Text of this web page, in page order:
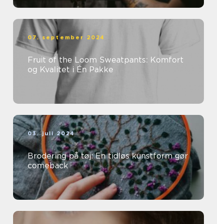
07. september 2024
Fruit of the Loom Sweatpants: Komfort
og Kvalitet i Én Pakke
03. juli 2024
Brodering på tøj: En tidløs kunstform gør
comeback